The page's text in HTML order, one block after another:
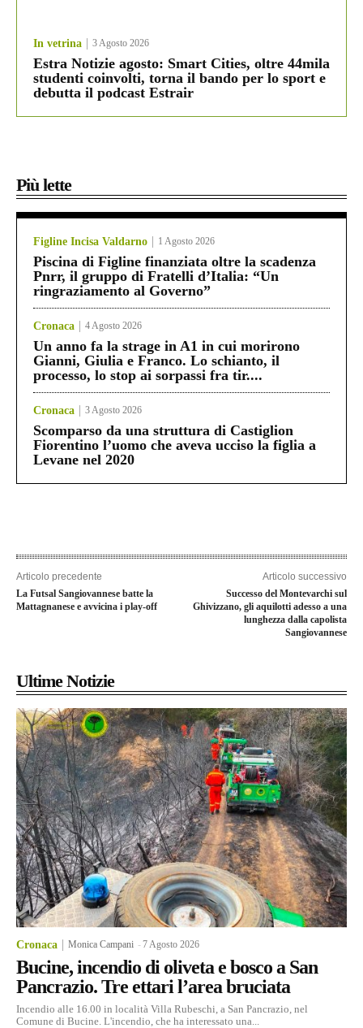
In vetrina 3 Agosto 2026
Estra Notizie agosto: Smart Cities, oltre 44mila
studenti coinvolti, torna il bando per lo sport e
debutta il podcast Estrair
Più lette
Figline Incisa Valdarno 1 Agosto 2026
Piscina di Figline finanziata oltre la scadenza
Pnrr, il gruppo di Fratelli d’Italia: “Un
ringraziamento al Governo”
Cronaca 4 Agosto 2026
Un anno fa la strage in A1 in cui morirono
Gianni, Giulia e Franco. Lo schianto, il
processo, lo stop ai sorpassi fra tir....
Cronaca 3 Agosto 2026
Scomparso da una struttura di Castiglion
Fiorentino l’uomo che aveva ucciso la figlia a
Levane nel 2020
Articolo precedente
La Futsal Sangiovannese batte la
Mattagnanese e avvicina i play-off
Articolo successivo
Successo del Montevarchi sul
Ghivizzano, gli aquilotti adesso a una
lunghezza dalla capolista
Sangiovannese
Ultime Notizie
Cronaca Monica Campani -7 Agosto 2026
Bucine, incendio di oliveta e bosco a San
Pancrazio. Tre ettari l’area bruciata
Incendio alle 16.00 in località Villa Rubeschi, a San Pancrazio, nel
Comune di Bucine. L'incendio, che ha interessato una...